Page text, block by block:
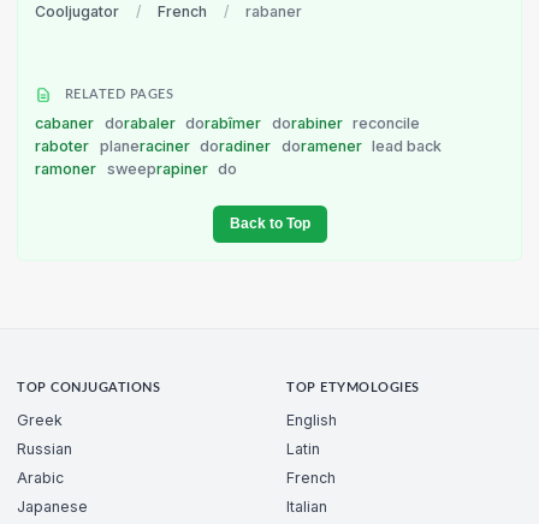
Cooljugator / French / rabaner
RELATED PAGES
cabaner dorabaler dorabîmer dorabiner reconcile
raboter planeraciner doradiner doramener lead back
ramoner sweeprapiner do
Back to Top
TOP CONJUGATIONS
Greek
Russian
Arabic
Japanese
TOP ETYMOLOGIES
English
Latin
French
Italian